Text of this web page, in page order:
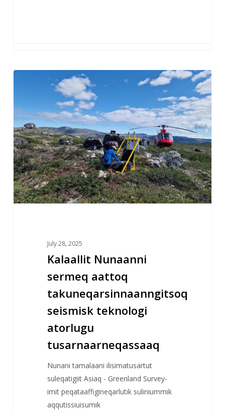
aattoq
takuneqarsinnaanngitsoq
seismisk
teknologi
atorlugu
tusarnaarneqassaaq
July 28, 2025
Kalaallit Nunaanni
sermeq aattoq
takuneqarsinnaanngitsoq
seismisk teknologi
atorlugu
tusarnaarneqassaaq
Nunani tamalaani ilisimatusartut
suleqatigiit Asiaq - Greenland Survey-
imit peqataaffigineqarlutik suliniummik
aqqutissiuisumik